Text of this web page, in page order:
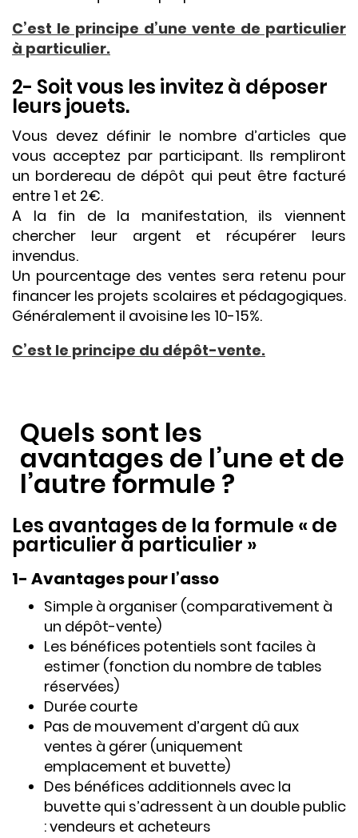
C’est le principe d’une vente de particulier
à particulier.
2- Soit vous les invitez à déposer
leurs jouets.
Vous devez définir le nombre d’articles que
vous acceptez par participant. Ils rempliront
un bordereau de dépôt qui peut être facturé
entre 1 et 2€.
A la fin de la manifestation, ils viennent
chercher leur argent et récupérer leurs
invendus.
Un pourcentage des ventes sera retenu pour
financer les projets scolaires et pédagogiques.
Généralement il avoisine les 10-15%.
C’est le principe du dépôt-vente.
Quels sont les
avantages de l’une et de
l’autre formule ?
Les avantages de la formule « de
particulier à particulier »
1- Avantages pour l’asso
Simple à organiser (comparativement à
un dépôt-vente)
Les bénéfices potentiels sont faciles à
estimer (fonction du nombre de tables
réservées)
Durée courte
Pas de mouvement d’argent dû aux
ventes à gérer (uniquement
emplacement et buvette)
Des bénéfices additionnels avec la
buvette qui s’adressent à un double public
: vendeurs et acheteurs